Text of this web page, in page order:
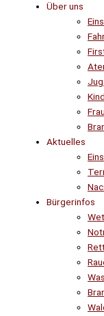
Über uns
Aktuelles
Bürgerinfos